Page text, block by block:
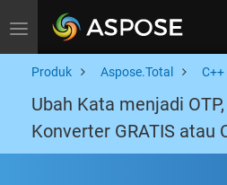
Toggle navigation
Produk Aspose.Total C++
Ubah Kata menjadi
Konverter GRATIS atau